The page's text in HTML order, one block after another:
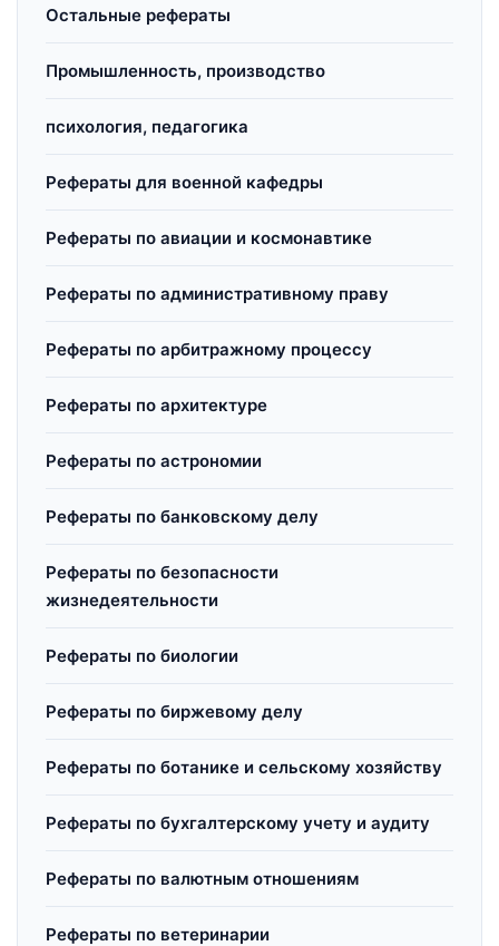
Остальные рефераты
Промышленность, производство
психология, педагогика
Рефераты для военной кафедры
Рефераты по авиации и космонавтике
Рефераты по административному праву
Рефераты по арбитражному процессу
Рефераты по архитектуре
Рефераты по астрономии
Рефераты по банковскому делу
Рефераты по безопасности
жизнедеятельности
Рефераты по биологии
Рефераты по биржевому делу
Рефераты по ботанике и сельскому хозяйству
Рефераты по бухгалтерскому учету и аудиту
Рефераты по валютным отношениям
Рефераты по ветеринарии